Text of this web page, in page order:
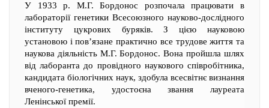
У 1933 р. М.Г. Бордонос розпочала працювати в
лабораторії генетики Всесоюзного науково-дослідного
інституту цукрових буряків. З цією науковою
установою і пов’язане практично все трудове життя та
наукова діяльність М.Г. Бордонос. Вона пройшла шлях
від лаборанта до провідного наукового співробітника,
кандидата біологічних наук, здобула всесвітнє визнання
вченого-генетика, удостоєна звання лауреата
Ленінської премії.